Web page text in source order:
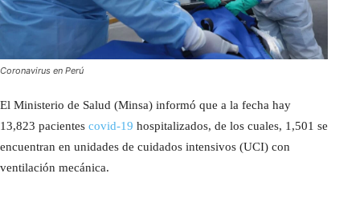
Coronavirus en Perú
El Ministerio de Salud (Minsa) informó que a la fecha hay
13,823 pacientes covid-19 hospitalizados, de los cuales, 1,501 se
encuentran en unidades de cuidados intensivos (UCI) con
ventilación mecánica.